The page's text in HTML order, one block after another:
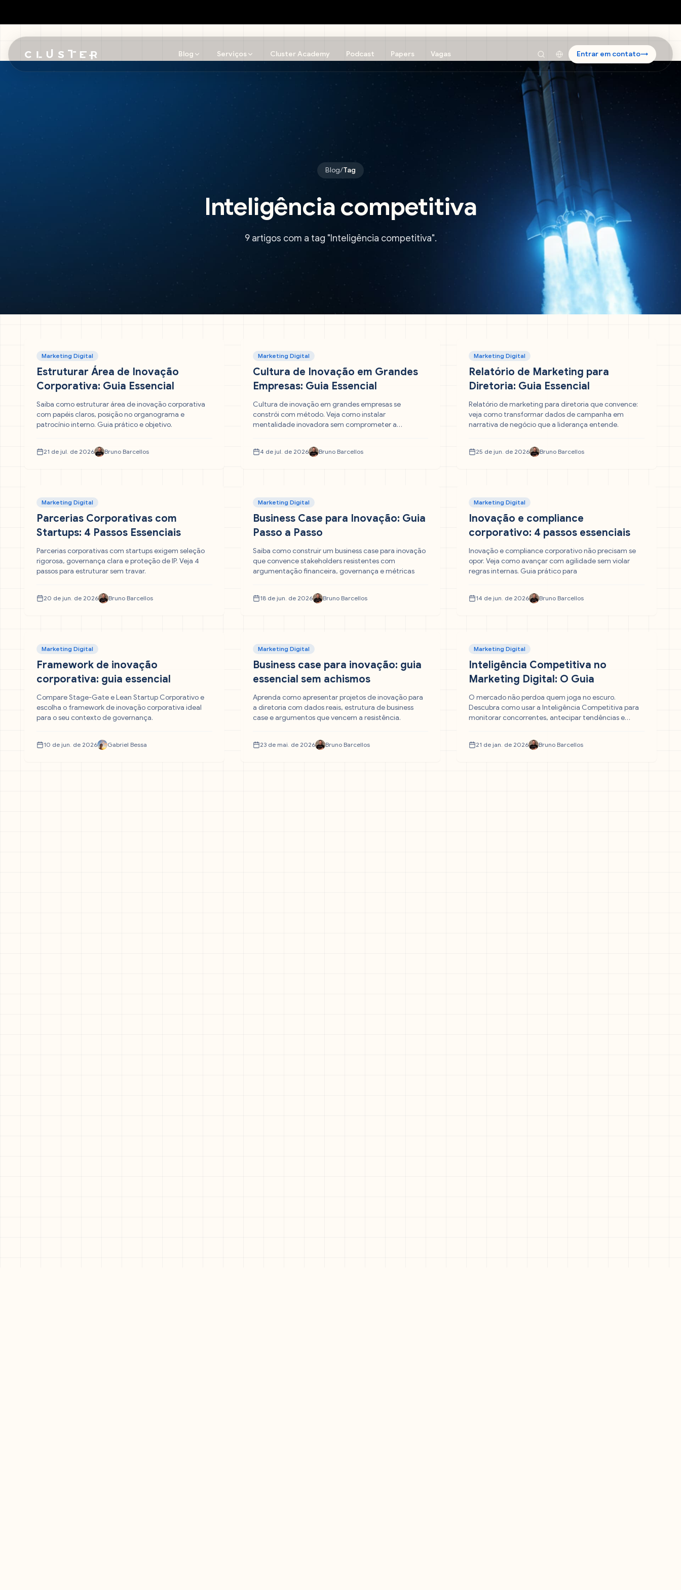
Blog Serviços Cluster Academy Podcast Papers Vagas Entrar em contato→
Blog/Tag
Inteligência competitiva
9 artigos com a tag "Inteligência competitiva".
Marketing Digital
Estruturar Área de Inovação
Corporativa: Guia Essencial
Saiba como estruturar área de inovação corporativa
com papéis claros, posição no organograma e
patrocínio interno. Guia prático e objetivo.
21 de jul. de 2026 Bruno Barcellos
Marketing Digital
Cultura de Inovação em Grandes
Empresas: Guia Essencial
Cultura de inovação em grandes empresas se
constrói com método. Veja como instalar
mentalidade inovadora sem comprometer a
4 de jul. de 2026 Bruno Barcellos
Marketing Digital
Relatório de Marketing para
Diretoria: Guia Essencial
Relatório de marketing para diretoria que convence:
veja como transformar dados de campanha em
narrativa de negócio que a liderança entende.
25 de jun. de 2026 Bruno Barcellos
Marketing Digital
Parcerias Corporativas com
Startups: 4 Passos Essenciais
Parcerias corporativas com startups exigem seleção
rigorosa, governança clara e proteção de IP. Veja 4
passos para estruturar sem travar.
20 de jun. de 2026 Bruno Barcellos
Marketing Digital
Business Case para Inovação: Guia
Passo a Passo
Saiba como construir um business case para inovação
que convence stakeholders resistentes com
argumentação financeira, governança e métricas
18 de jun. de 2026 Bruno Barcellos
Marketing Digital
Inovação e compliance
corporativo: 4 passos essenciais
Inovação e compliance corporativo não precisam se
opor. Veja como avançar com agilidade sem violar
regras internas. Guia prático para
14 de jun. de 2026 Bruno Barcellos
Marketing Digital
Framework de inovação
corporativa: guia essencial
Compare Stage-Gate e Lean Startup Corporativo e
escolha o framework de inovação corporativa ideal
para o seu contexto de governança.
10 de jun. de 2026 Gabriel Bessa
Marketing Digital
Business case para inovação: guia
essencial sem achismos
Aprenda como apresentar projetos de inovação para
a diretoria com dados reais, estrutura de business
case e argumentos que vencem a resistência.
23 de mai. de 2026 Bruno Barcellos
Marketing Digital
Inteligência Competitiva no
Marketing Digital: O Guia
O mercado não perdoa quem joga no escuro.
Descubra como usar a Inteligência Competitiva para
monitorar concorrentes, antecipar tendências e
em dados, não em suposições.
21 de jan. de 2026 Bruno Barcellos